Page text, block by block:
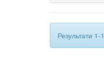
Результати 1-